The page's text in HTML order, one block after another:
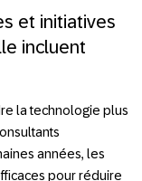
et initiatives
incluent
la technologie plus
années, les
pour réduire